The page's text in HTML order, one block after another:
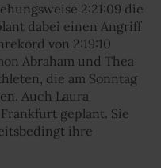
2:21:09 die
dabei einen Angriff
von 2:19:10
Abraham und Thea
die am Sonntag
Auch Laura
geplant. Sie
ihre